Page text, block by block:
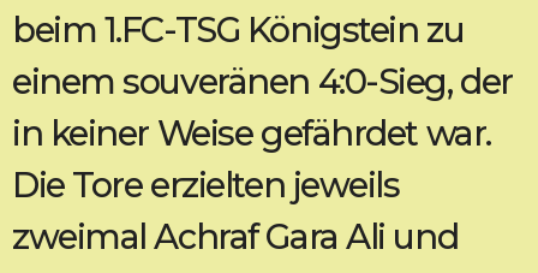
beim 1.FC-TSG Königstein zu
einem souveränen 4:0-Sieg, der
in keiner Weise gefährdet war.
Die Tore erzielten jeweils
zweimal Achraf Gara Ali und